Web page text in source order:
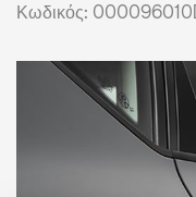
Κωδικός: